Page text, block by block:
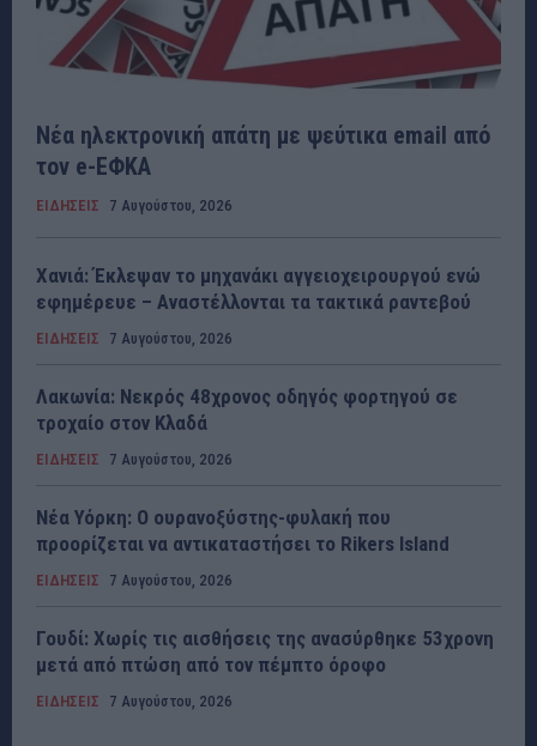
Νέα ηλεκτρονική απάτη με ψεύτικα email από
τον e-ΕΦΚΑ
ΕΙΔΗΣΕΙΣ 7 Αυγούστου, 2026
Χανιά: Έκλεψαν το μηχανάκι αγγειοχειρουργού ενώ
εφημέρευε – Αναστέλλονται τα τακτικά ραντεβού
ΕΙΔΗΣΕΙΣ 7 Αυγούστου, 2026
Λακωνία: Νεκρός 48χρονος οδηγός φορτηγού σε
τροχαίο στον Κλαδά
ΕΙΔΗΣΕΙΣ 7 Αυγούστου, 2026
Νέα Υόρκη: Ο ουρανοξύστης-φυλακή που
προορίζεται να αντικαταστήσει το Rikers Island
ΕΙΔΗΣΕΙΣ 7 Αυγούστου, 2026
Γουδί: Χωρίς τις αισθήσεις της ανασύρθηκε 53χρονη
μετά από πτώση από τον πέμπτο όροφο
ΕΙΔΗΣΕΙΣ 7 Αυγούστου, 2026